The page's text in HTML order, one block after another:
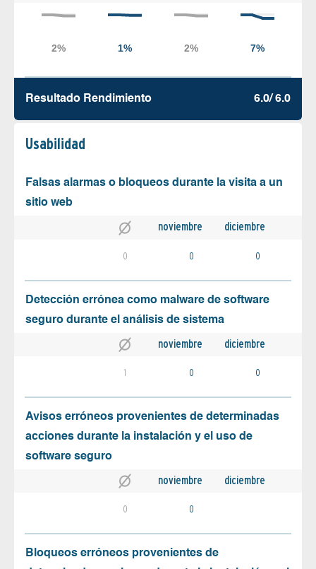
Resultado Rendimiento 6.0/ 6.0
Usabilidad
Falsas alarmas o bloqueos durante la visita a un
sitio web
noviembre diciembre
0 0 0
Detección errónea como malware de software
seguro durante el análisis de sistema
noviembre diciembre
1 0 0
Avisos erróneos provenientes de determinadas
acciones durante la instalación y el uso de
software seguro
noviembre diciembre
0 0
Bloqueos erróneos provenientes de